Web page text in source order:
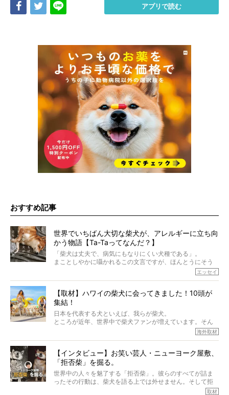
Share Tweet アプリで読む
おすすめ記事
世界でいちばん大切な柴犬が、アレルギーに立ち向
かう物語【Ta-Taってなんだ？】
「柴犬は丈夫で、病気にもなりにくい犬種である」。
まことしやかに囁かれるこの文言ですが、ほんとうにそう
でも、いざそれぞれの個体を見ていくと、丈夫で病気にも
なりにくい、とは言えないような気もするのです。
実際に「病気にならない」などということはないし、飼い
主はそのためにやるべきことがある。
今回は、柴犬に関わる方たちすべてに読んで欲しい、ある
語でした。
※文章はご本人の了承を得て編集しています
※画像はすべてイメージです
※この記事は個人の感想であり、効果・効能を示すものではありません
エッセイ
【取材】ハワイの柴犬に会ってきました！10頭が
集結！
日本を代表する犬といえば、我らが柴犬。
ところが近年、世界中で柴犬ファンが増えています。そん
な中「柴犬ライフ」が目をつけたのは、南の楽園ハワイ。
そんな噂を聞きつけ、今回はハワイの柴犬たちを取材して
きました！
海外取材
【インタビュー】お笑い芸人・ニューヨーク屋敷、
「拒否柴」を掘る。
世界中の人々を魅了する「拒否柴」。彼らのすべてが詰ま
ったその行動は、柴犬を語る上では外せません。そして拒
否柴がここまで話題になるのは、“映える”ことも理由のひと
取材